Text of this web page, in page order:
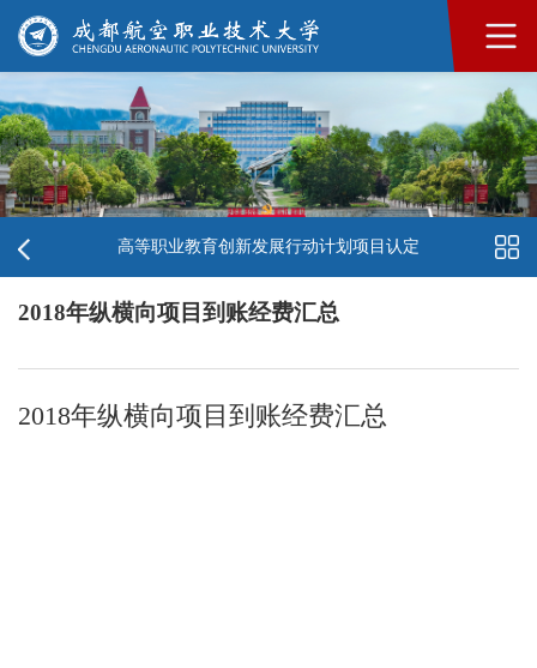
高等职业教育创新发展行动计划项目认定
2018年纵横向项目到账经费汇总
2018年纵横向项目到账经费汇总